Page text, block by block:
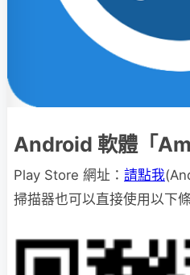
Android 軟體「
Play Store 網址： 請點我
掃描器也可以直接使用以下條